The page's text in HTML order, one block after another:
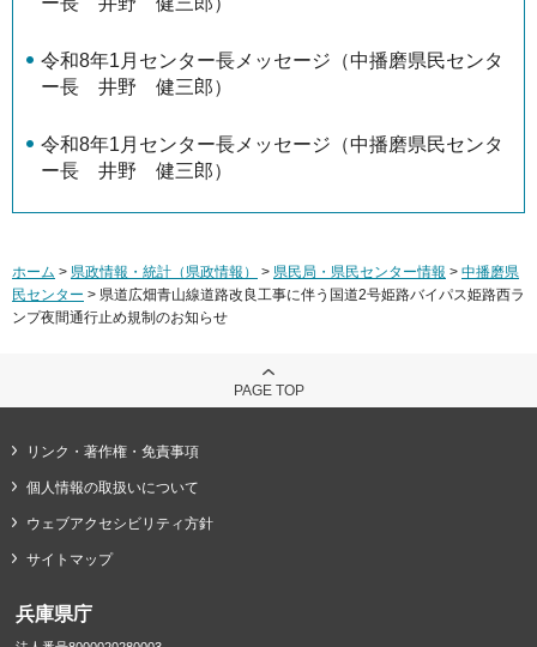
令和8年1月センター長メッセージ（中播磨県民センタ
ー長 井野 健三郎）
令和8年1月センター長メッセージ（中播磨県民センタ
ー長 井野 健三郎）
ホーム > 県政情報・統計（県政情報） > 県民局・県民センター情報 > 中播磨県
民センター > 県道広畑青山線道路改良工事に伴う国道2号姫路バイパス姫路西ラ
ンプ夜間通行止め規制のお知らせ
PAGE TOP
リンク・著作権・免責事項
個人情報の取扱いについて
ウェブアクセシビリティ方針
サイトマップ
兵庫県庁